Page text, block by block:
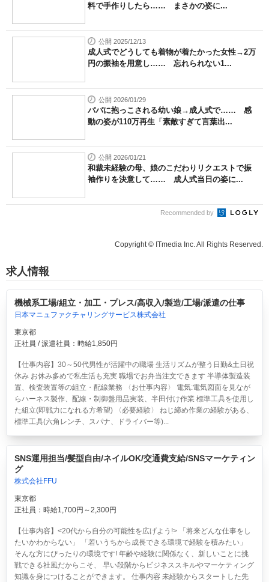
料で手作りしたら…… まさかの姿に...
公開 2025/12/13
成人式でどうしても着物が着たかった女性→2万
円の振袖を用意し…… 忘れられない1...
公開 2026/01/29
パパに抱っこされる幼い娘→成人式で…… 感
動の姿が110万再生「素敵すぎて言葉出...
公開 2026/01/21
和裁未経験の母、娘のこだわりリクエストで振
袖作りを決意して…… 成人式当日の姿に...
Recommended by
Copyright © ITmedia Inc. All Rights Reserved.
求人情報
機械系工場/組立・加工・プレス/高収入/製造/工場/派遣の仕事
日本マニュファクチャリングサービス株式会社
東京都
正社員 / 派遣社員：時給1,850円
【仕事内容】30～50代男性が活躍中の職場 生活リズムが整う日勤&土日祝
休み お休み多めで私生活も充実 職場でお弁当注文できます 半導体製造装
置、検査装置等の組立・配線業務 〈お仕事内容〉 電気:電気図面を見なが
らハーネス製作、配線・制御盤用品実装、半田付け作業 標準工具を使用し
た組立(即戦力になれる方希望) 〈必要経験〉 ねじ締め作業の経験がある、
標準工具(六角レンチ、スパナ、ドライバー等)...
SNS運用担当/髪型自由/ネイルOK/交通費支給/SNSマーケティン
グ
株式会社FFU
東京都
正社員：時給1,700円～2,300円
【仕事内容】<20代から自分の可能性を広げよう!> 「将来どんな仕事をし
たいかわからない」 「若いうちから成長できる環境で経験を積みたい」
そんな方にぴったりの環境です! 年齢や経験に関係なく、新しいことに挑
戦できる社風だからこそ、 早い段階からビジネススキルやマーケティング
知識を身につけることができます。 仕事内容 未経験からスタートした先